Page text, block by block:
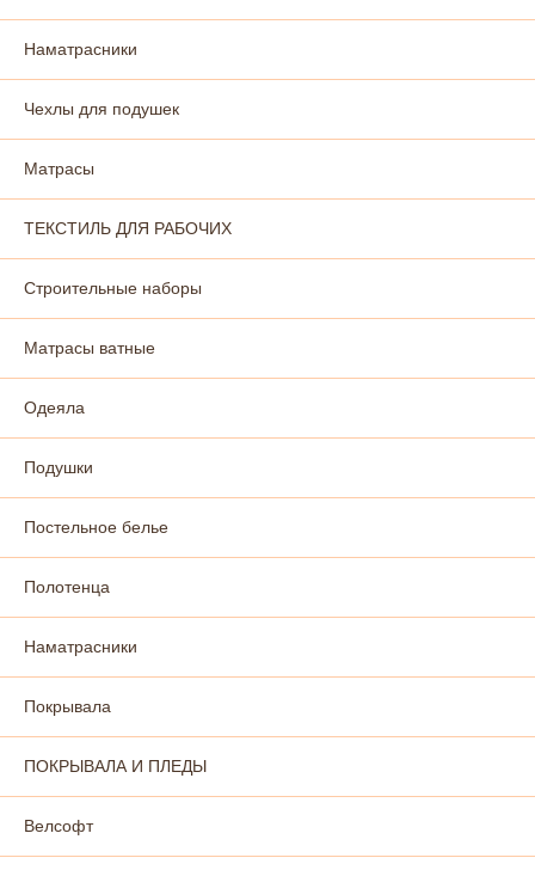
Наматрасники
Чехлы для подушек
Матрасы
ТЕКСТИЛЬ ДЛЯ РАБОЧИХ
Строительные наборы
Матрасы ватные
Одеяла
Подушки
Постельное белье
Полотенца
Наматрасники
Покрывала
ПОКРЫВАЛА И ПЛЕДЫ
Велсофт